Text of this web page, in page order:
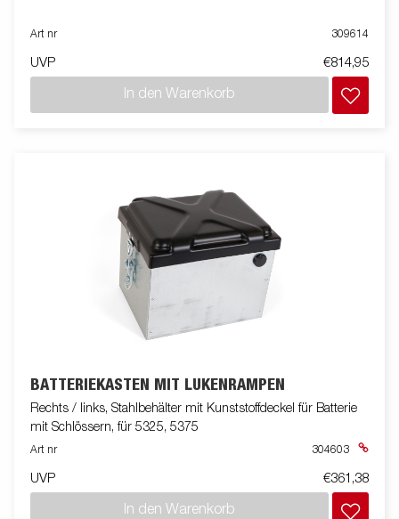
Art nr 309614
UVP €814,95
In den Warenkorb
BATTERIEKASTEN MIT LUKENRAMPEN
Rechts / links, Stahlbehälter mit Kunststoffdeckel für Batterie
mit Schlössern, für 5325, 5375
Art nr 304603
UVP €361,38
In den Warenkorb